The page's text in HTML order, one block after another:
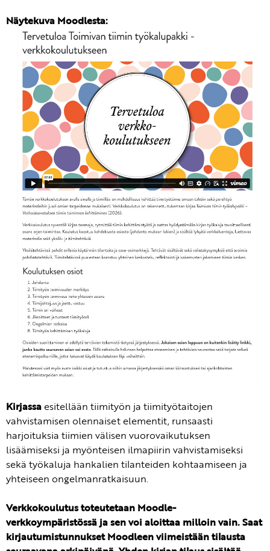
Näytekuva Moodlesta:
Kirjassa esitellään tiimityön ja tiimityötaitojen
vahvistamisen olennaiset elementit, runsaasti
harjoituksia tiimien välisen vuorovaikutuksen
lisäämiseksi ja myönteisen ilmapiirin vahvistamiseksi
sekä työkaluja hankalien tilanteiden kohtaamiseen ja
yhteiseen ongelmanratkaisuun.
Verkkokoulutus toteutetaan Moodle-
verkkoympäristössä ja sen voi aloittaa milloin vain. Saat
kirjautumistunnukset Moodleen viimeistään tilausta